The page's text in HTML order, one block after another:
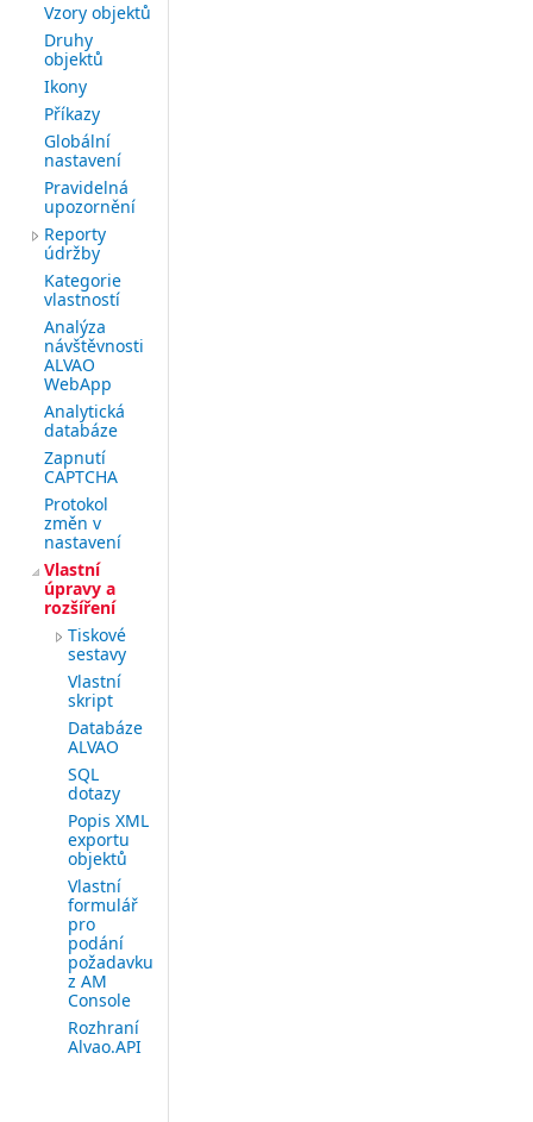
Vzory objektů
Druhy
objektů
Ikony
Příkazy
Globální
nastavení
Pravidelná
upozornění
Reporty
údržby
Kategorie
vlastností
Analýza
návštěvnosti
ALVAO
WebApp
Analytická
databáze
Zapnutí
CAPTCHA
Protokol
změn v
nastavení
Vlastní
úpravy a
rozšíření
Tiskové
sestavy
Vlastní
skript
Databáze
ALVAO
SQL
dotazy
Popis XML
exportu
objektů
Vlastní
formulář
pro
podání
požadavku
z AM
Console
Rozhraní
Alvao.API